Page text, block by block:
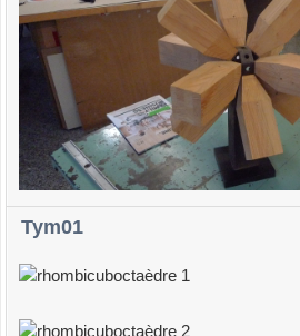
Tym01